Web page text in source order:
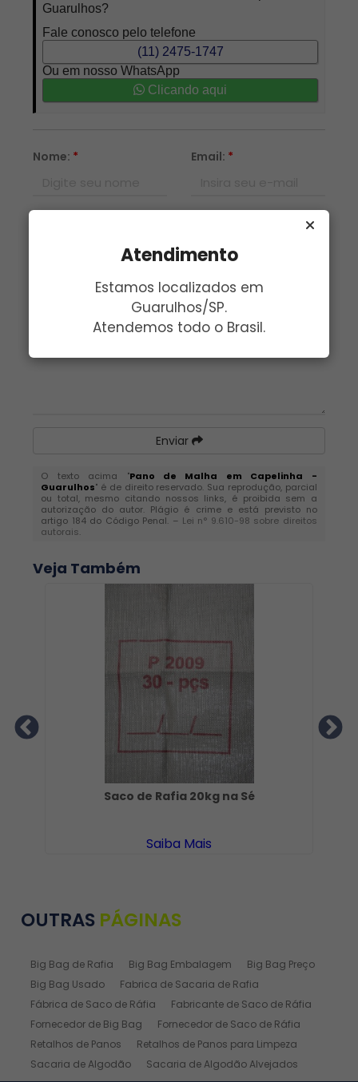
Atendimento
Estamos localizados em
Guarulhos/SP.
Atendemos todo o Brasil.
Guarulhos?
Fale conosco pelo telefone
(11) 2475-1747
Ou em nosso WhatsApp
Clicando aqui
Nome: * Email: *
Mensagem:*
Enviar
O texto acima "Pano de Malha em Capelinha -
Guarulhos" é de direito reservado. Sua reprodução, parcial
ou total, mesmo citando nossos links, é proibida sem a
autorização do autor. Plágio é crime e está previsto no
artigo 184 do Código Penal. – Lei n° 9.610-98 sobre direitos
autorais.
Veja Também
Saco de Rafia 20kg na Sé
Saiba Mais
OUTRAS PÁGINAS
Big Bag de Rafia Big Bag Embalagem
Big Bag Preço
Big Bag Usado
Fabrica de Sacaria de Rafia
Fábrica de Saco de Ráfia
Fabricante de Saco de Ráfia
Fornecedor de Big Bag
Fornecedor de Saco de Ráfia
Retalhos de Panos
Retalhos de Panos para Limpeza
Sacaria de Algodão
Sacaria de Algodão Alvejados